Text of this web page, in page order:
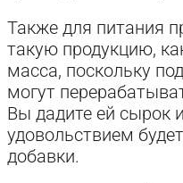
Также для питания
такую продукцию,
масса, поскольку
могут
Вы дадите ей сырок
удовольствием
добавки.